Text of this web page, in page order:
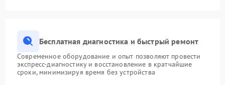
Бесплатная диагностика и быстрый ремонт
Современное оборудование и опыт позволяют провести
экспресс-диагностику и восстановление в кратчайшие
сроки, минимизируя время без устройства